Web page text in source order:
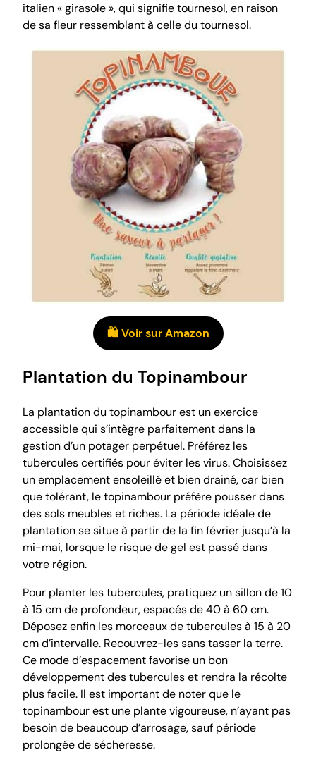
italien « girasole », qui signifie tournesol, en raison
de sa fleur ressemblant à celle du tournesol.
🛍️ Voir sur Amazon
Plantation du Topinambour
La plantation du topinambour est un exercice
accessible qui s’intègre parfaitement dans la
gestion d’un potager perpétuel. Préférez les
tubercules certifiés pour éviter les virus. Choisissez
un emplacement ensoleillé et bien drainé, car bien
que tolérant, le topinambour préfère pousser dans
des sols meubles et riches. La période idéale de
plantation se situe à partir de la fin février jusqu’à la
mi-mai, lorsque le risque de gel est passé dans
votre région.
Pour planter les tubercules, pratiquez un sillon de 10
à 15 cm de profondeur, espacés de 40 à 60 cm.
Déposez enfin les morceaux de tubercules à 15 à 20
cm d’intervalle. Recouvrez-les sans tasser la terre.
Ce mode d’espacement favorise un bon
développement des tubercules et rendra la récolte
plus facile. Il est important de noter que le
topinambour est une plante vigoureuse, n’ayant pas
besoin de beaucoup d’arrosage, sauf période
prolongée de sécheresse.